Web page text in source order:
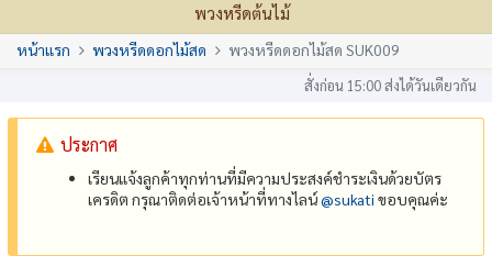
พวงหรีดต้นไม้
หน้าแรก พวงหรีดดอกไม้สด พวงหรีดดอกไม้สด SUK009
สั่งก่อน 15:00 ส่งได้วันเดียวกัน
ประกาศ
เรียนแจ้งลูกค้าทุกท่านที่มีความประสงค์ชำระเงินด้วยบัตร
เครดิต กรุณาติดต่อเจ้าหน้าที่ทางไลน์@‌sukati ขอบคุณค่ะ